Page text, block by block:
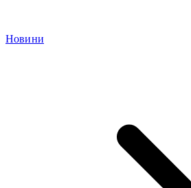
Новини